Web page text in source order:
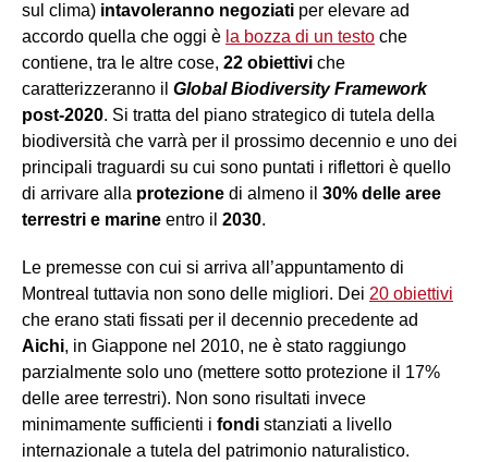
sul clima) intavoleranno negoziati per elevare ad
accordo quella che oggi è la bozza di un testo che
contiene, tra le altre cose, 22 obiettivi che
caratterizzeranno il Global Biodiversity Framework
post-2020. Si tratta del piano strategico di tutela della
biodiversità che varrà per il prossimo decennio e uno dei
principali traguardi su cui sono puntati i riflettori è quello
di arrivare alla protezione di almeno il 30% delle aree
terrestri e marine entro il 2030.
Le premesse con cui si arriva all’appuntamento di
Montreal tuttavia non sono delle migliori. Dei 20 obiettivi
che erano stati fissati per il decennio precedente ad
Aichi, in Giappone nel 2010, ne è stato raggiungo
parzialmente solo uno (mettere sotto protezione il 17%
delle aree terrestri). Non sono risultati invece
minimamente sufficienti i fondi stanziati a livello
internazionale a tutela del patrimonio naturalistico.